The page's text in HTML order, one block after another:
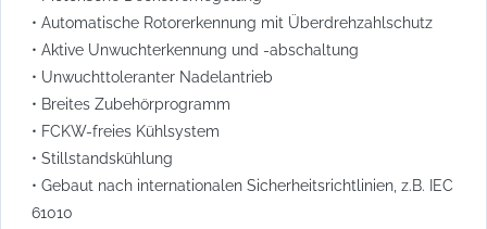
• Automatische Rotorerkennung mit Überdrehzahlschutz
• Aktive Unwuchterkennung und -abschaltung
• Unwuchttoleranter Nadelantrieb
• Breites Zubehörprogramm
• FCKW-freies Kühlsystem
• Stillstandskühlung
• Gebaut nach internationalen Sicherheitsrichtlinien, z.B. IEC
61010